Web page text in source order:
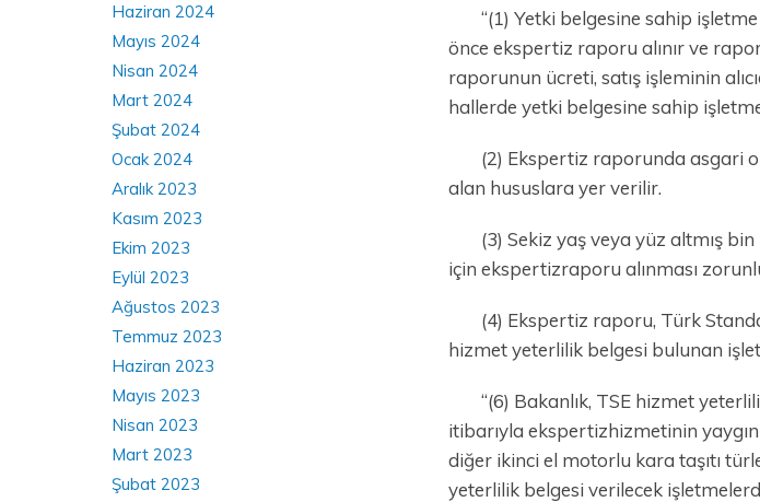
“(1) Yetki belgesine sahip
önce ekspertiz raporu alınır ve
raporunun ücreti, satış işleminin
hallerde yetki belgesine sahip
(2) Ekspertiz raporunda asgari
alan hususlara yer verilir.
(3) Sekiz yaş veya yüz altmış
için ekspertizraporu alınması
(4) Ekspertiz raporu, Türk
hizmet yeterlilik belgesi bulunan
“(6) Bakanlık, TSE hizmet
itibarıyla ekspertizhizmetinin
diğer ikinci el motorlu kara taşıtı
yeterlilik belgesi verilecek
Haziran 2024
Mayıs 2024
Nisan 2024
Mart 2024
Şubat 2024
Ocak 2024
Aralık 2023
Kasım 2023
Ekim 2023
Eylül 2023
Ağustos 2023
Temmuz 2023
Haziran 2023
Mayıs 2023
Nisan 2023
Mart 2023
Şubat 2023